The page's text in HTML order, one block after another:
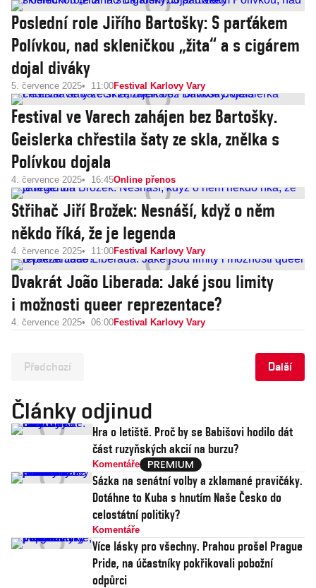
Poslední role Jiřího Bartošky: S parťákem
Polívkou, nad skleničkou „žita“ a s cigárem
dojal diváky
5. července 2025 11:00Festival Karlovy Vary
Festival ve Varech zahájen bez Bartošky.
Geislerka chřestila šaty ze skla, znělka s
Polívkou dojala
4. července 2025 16:45Online přenos
Střihač Jiří Brožek: Nesnáší, když o něm
někdo říká, že je legenda
4. července 2025 11:00Festival Karlovy Vary
Dvakrát João Liberada: Jaké jsou limity
i možnosti queer reprezentace?
4. července 2025 06:00Festival Karlovy Vary
Předchozí Další
Články odjinud
Hra o letiště. Proč by se Babišovi hodilo dát
část ruzyňských akcií na burzu?
Komentáře
Sázka na senátní volby a zklamané pravičáky.
Dotáhne to Kuba s hnutím Naše Česko do
celostátní politiky?
Komentáře
Více lásky pro všechny. Prahou prošel Prague
Pride, na účastníky pokřikovali pobožní
odpůrci